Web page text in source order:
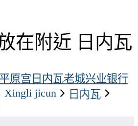
在附近 日内瓦
平原宫 日内瓦老城兴业银行
xingli jicun
日内瓦